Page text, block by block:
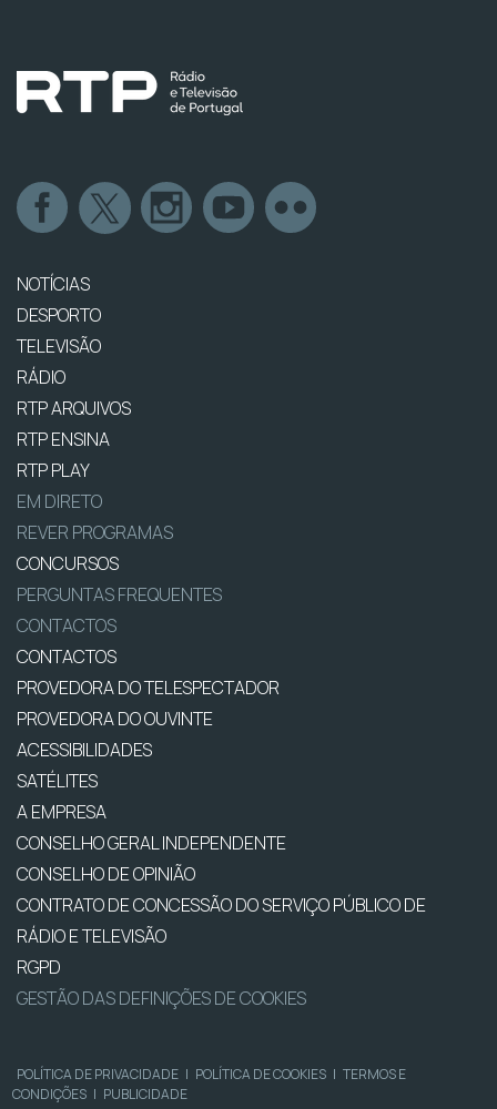
NOTÍCIAS
DESPORTO
TELEVISÃO
RÁDIO
RTP ARQUIVOS
RTP ENSINA
RTP PLAY
EM DIRETO
REVER PROGRAMAS
CONCURSOS
PERGUNTAS FREQUENTES
CONTACTOS
CONTACTOS
PROVEDORA DO TELESPECTADOR
PROVEDORA DO OUVINTE
ACESSIBILIDADES
SATÉLITES
A EMPRESA
CONSELHO GERAL INDEPENDENTE
CONSELHO DE OPINIÃO
CONTRATO DE CONCESSÃO DO SERVIÇO PÚBLICO DE
RÁDIO E TELEVISÃO
RGPD
GESTÃO DAS DEFINIÇÕES DE COOKIES
POLÍTICA DE PRIVACIDADE | POLÍTICA DE COOKIES | TERMOS E
CONDIÇÕES | PUBLICIDADE